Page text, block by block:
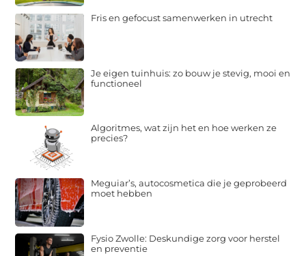
Fris en gefocust samenwerken in utrecht
Je eigen tuinhuis: zo bouw je stevig, mooi en
functioneel
Algoritmes, wat zijn het en hoe werken ze
precies?
Meguiar’s, autocosmetica die je geprobeerd
moet hebben
Fysio Zwolle: Deskundige zorg voor herstel
en preventie